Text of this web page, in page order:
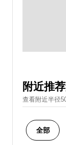
附近推
查看附近半径
全部